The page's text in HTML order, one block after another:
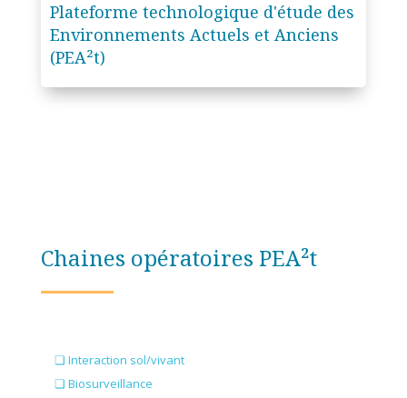
Plateforme technologique d'étude des
Environnements Actuels et Anciens
(PEA²t)
Chaines opératoires PEA²t
❏ Interaction sol/vivant
❏ Biosurveillance